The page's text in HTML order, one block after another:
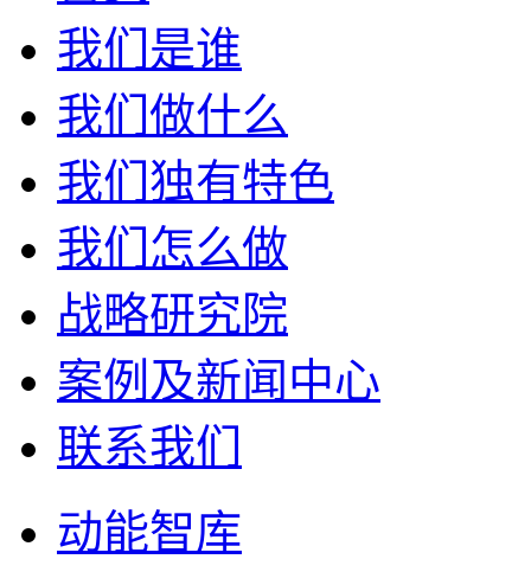
我们是谁
我们做什么
我们独有特色
我们怎么做
战略研究院
案例及新闻中心
联系我们
动能智库